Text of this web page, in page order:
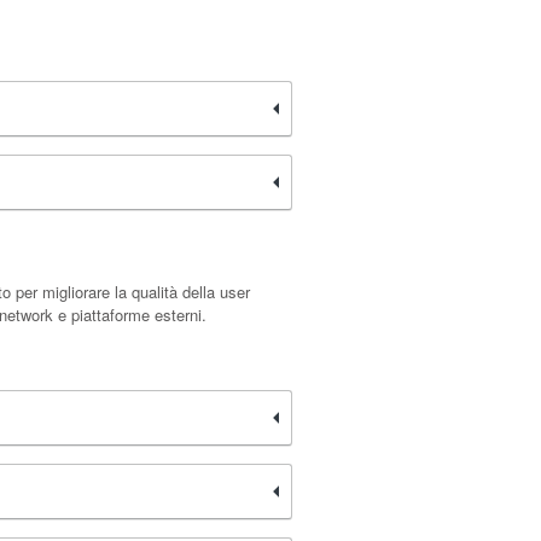
per migliorare la qualità della user
e piattaforme esterni.